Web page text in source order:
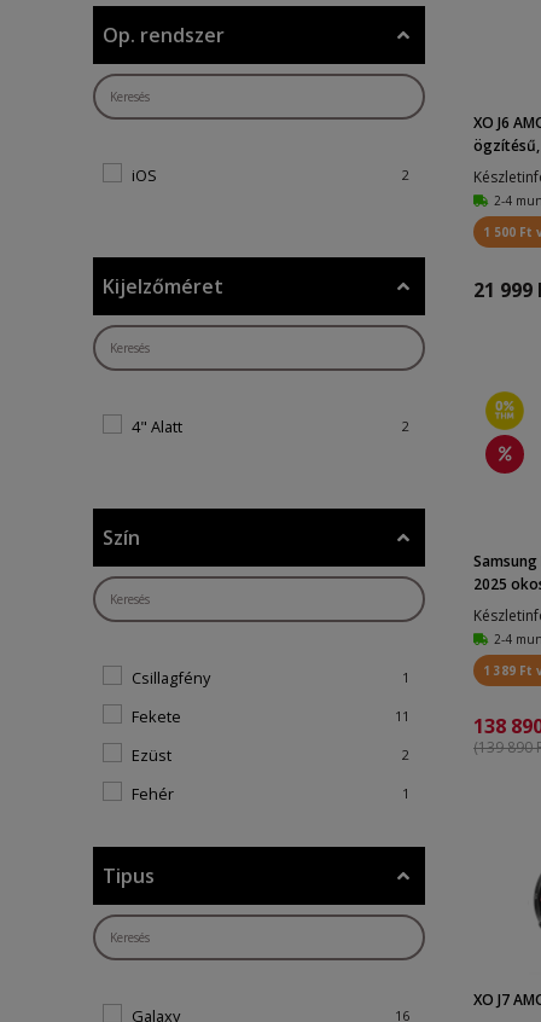
Samsung R905 Galaxy Galaxy
2
Samsung R915 Galaxy Galaxy
Watch 5 44mm, LTE
KVLW02 1
Samsung R900 Galaxy Galaxy
Watch 5 40mm, BT
1
SW-310 1
Samsung R920 Galaxy Galaxy
AW-100
Op. rendszer
iOS 2
Kijelzőméret
4" Alatt 2
Szín
Csillagfény 1
Fekete 11
Ezüst 2
Fehér 1
Narancssárga 1
Rosegold 1
Rózsaszín
Tipus
Galaxy 16
XO J6
2-4
1 500 Ft
21 999
2025
2-4
1 389 Ft
138
(139 890
XO J7